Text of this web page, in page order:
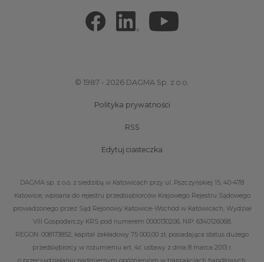
© 1987 - 2026 DAGMA Sp. z o.o.
Polityka prywatności
RSS
Edytuj ciasteczka
DAGMA sp. z o.o. z siedzibą w Katowicach przy ul. Pszczyńskiej 15, 40-478
Katowice, wpisana do rejestru przedsiębiorców Krajowego Rejestru Sądowego
prowadzonego przez Sąd Rejonowy Katowice-Wschód w Katowicach, Wydział
VIII Gospodarczy KRS pod numerem 0000130206, NIP: 6340126068,
REGON: 008173852, kapitał zakładowy 75 000,00 zł, posiadająca status dużego
przedsiębiorcy w rozumieniu art. 4c ustawy z dnia 8 marca 2013 r.